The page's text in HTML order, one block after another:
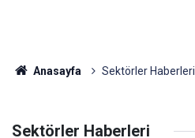
Anasayfa Sektörler Haberleri
Sektörler Haberleri